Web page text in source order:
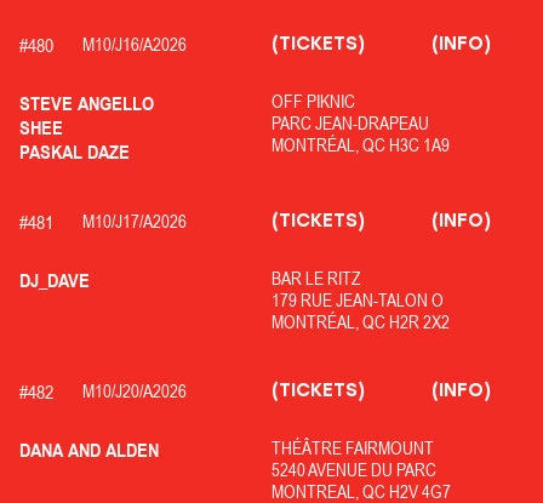
#480 M10/J16/A2026
STEVE ANGELLO
SHEE
PASKAL DAZE
OFF PIKNIC
PARC JEAN-DRAPEAU
MONTRÉAL, QC H3C 1A9
(TICKETS) (INFO)
#481 M10/J17/A2026
DJ_DAVE
BAR LE RITZ
179 RUE JEAN-TALON O
MONTRÉAL, QC H2R 2X2
(TICKETS) (INFO)
#482 M10/J20/A2026
DANA AND ALDEN
THÉÂTRE FAIRMOUNT
5240 AVENUE DU PARC
MONTREAL, QC H2V 4G7
(TICKETS) (INFO)